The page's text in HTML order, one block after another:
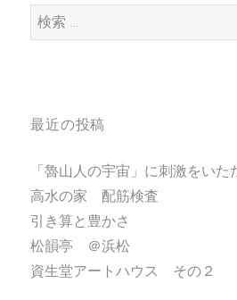
検
索:
最近の投稿
「魯山人の宇宙」に刺激をいた
高水の家 配筋検査
引き算と豊かさ
松韻亭 ＠浜松
資生堂アートハウス その２